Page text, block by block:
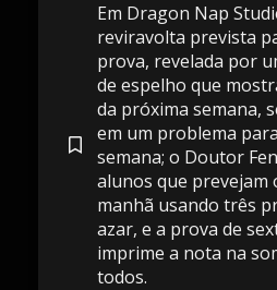
Em Dragon Nap
reviravolta prevista
prova, revelada por
de espelho que
da próxima semana,
em um problema
semana; o Doutor
alunos que prevejam
manhã usando três
azar, e a prova de
imprime a nota na
todos.